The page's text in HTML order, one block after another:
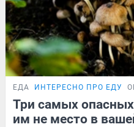
ЕДА ИНТЕРЕСНО ПРО ЕДУ
Три самых
им не место в